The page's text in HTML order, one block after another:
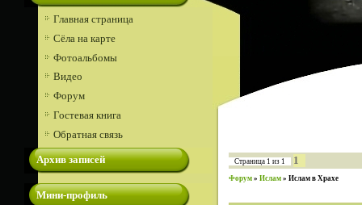
Главная страница
Сёла на карте
Фотоальбомы
Видео
Форум
Гостевая книга
Обратная связь
Архив записей
Мини-профиль
Страница 1 из 1 1
Форум » Ислам » Ислам в Храхе